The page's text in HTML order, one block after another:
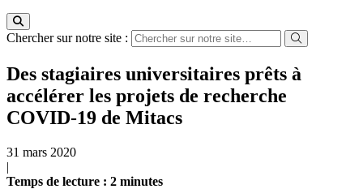
Chercher sur notre site :
Des stagiaires universitaires prêts à
accélérer les projets de recherche
COVID-19 de Mitacs
31 mars 2020
|
Temps de lecture : 2 minutes